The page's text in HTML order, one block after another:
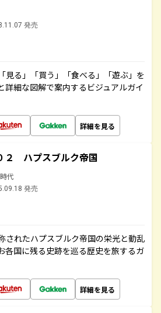
発売
見る」「買う」「食べる」「遊ぶ」を
詳細な図解で案内するビジュアルガイ
詳細を見る
２ ハプスブルク帝国
代
発売
されたハプスブルク帝国の栄光と動乱
各国に残る史跡を巡る歴史を旅するガ
詳細を見る